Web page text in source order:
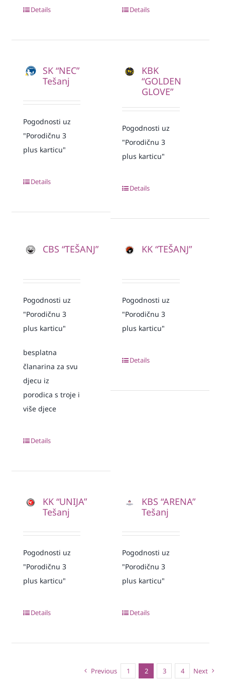
Details Details
SK “NEC”
Tešanj
Pogodnosti uz
"Porodičnu 3
plus karticu"
Details
KBK
“GOLDEN
GLOVE”
Pogodnosti uz
"Porodičnu 3
plus karticu"
Details
CBS “TEŠANJ”
Pogodnosti uz
"Porodičnu 3
plus karticu"
besplatna
članarina za svu
djecu iz
porodica s troje i
više djece
Details
KK “TEŠANJ”
Pogodnosti uz
"Porodičnu 3
plus karticu"
Details
KK “UNIJA”
Tešanj
Pogodnosti uz
"Porodičnu 3
plus karticu"
Details
KBS “ARENA”
Tešanj
Pogodnosti uz
"Porodičnu 3
plus karticu"
Details
Previous 1 2 3 4 Next